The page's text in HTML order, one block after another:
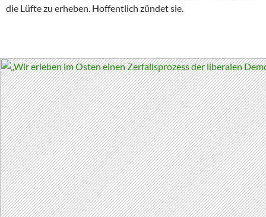
die Lüfte zu erheben. Hoffentlich zündet sie.